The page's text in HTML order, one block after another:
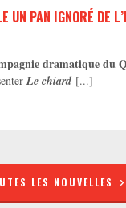
UN PAN IGNORÉ DE
dramatique du
Le chiard [...]
LES NOUVELLES